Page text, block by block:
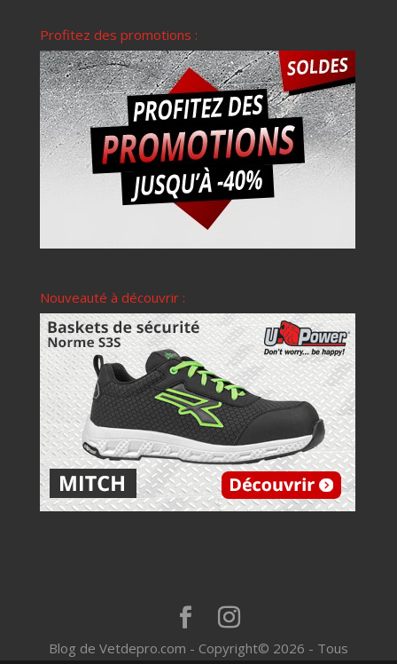
Profitez des promotions :
Nouveauté à découvrir :
Blog de Vetdepro.com - Copyright© 2026 - Tous